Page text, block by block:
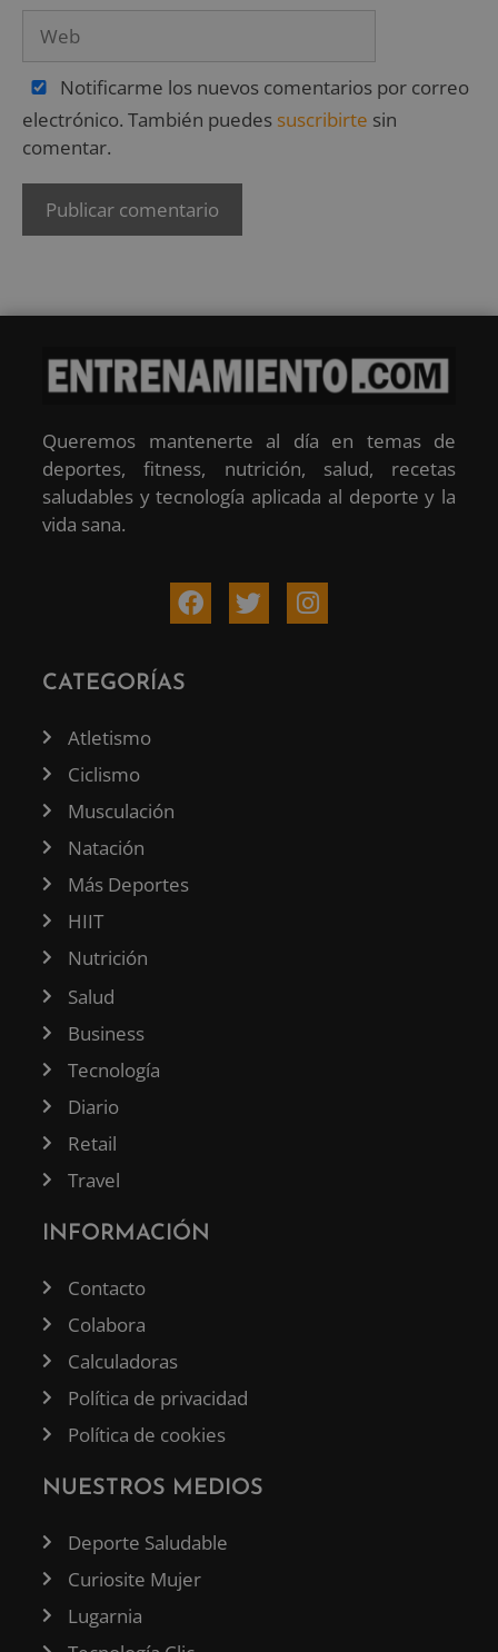
Notificarme los nuevos comentarios por correo
electrónico. También puedes suscribirte sin
comentar.
Queremos mantenerte al día en temas de
deportes, fitness, nutrición, salud, recetas
saludables y tecnología aplicada al deporte y la
vida sana.
CATEGORÍAS
Atletismo
Ciclismo
Musculación
Natación
Más Deportes
HIIT
Nutrición
Salud
Business
Tecnología
Diario
Retail
Travel
INFORMACIÓN
Contacto
Colabora
Calculadoras
Política de privacidad
Política de cookies
NUESTROS MEDIOS
Deporte Saludable
Curiosite Mujer
Lugarnia